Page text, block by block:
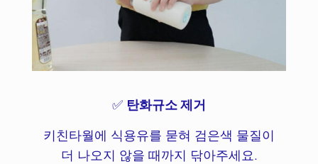
✅ 탄화규소 제거
키친타월에 식용유를 묻혀 검은색 물질이
더 나오지 않을 때까지 닦아주세요.